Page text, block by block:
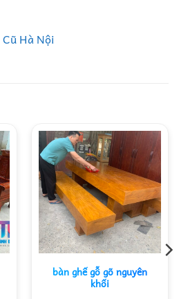
Hà Nội
bàn ghế gỗ gõ nguyên
khối